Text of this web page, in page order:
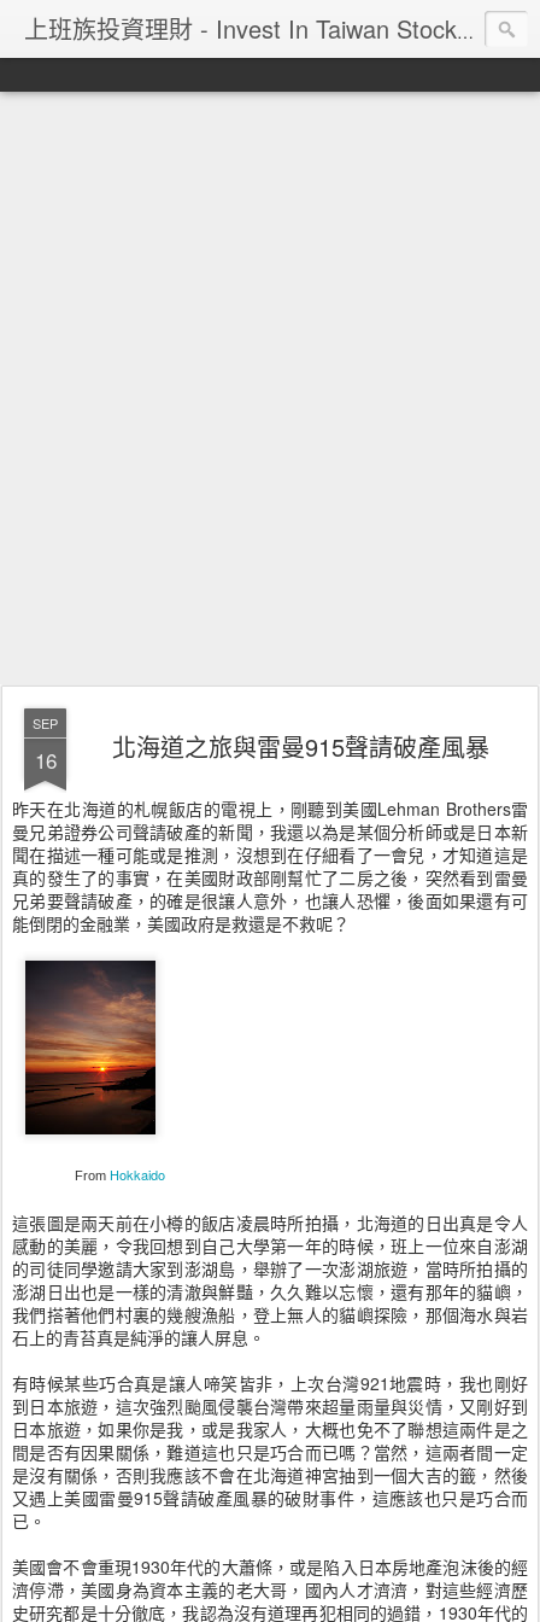
上班族投資理財 - Invest In Taiwan Stock Market
SEP
16 北海道之旅與雷曼915聲請破產風暴
昨天在北海道的札幌飯店的電視上，剛聽到美國Lehman Brothers雷
曼兄弟證券公司聲請破產的新聞，我還以為是某個分析師或是日本新
聞在描述一種可能或是推測，沒想到在仔細看了一會兒，才知道這是
真的發生了的事實，在美國財政部剛幫忙了二房之後，突然看到雷曼
兄弟要聲請破產，的確是很讓人意外，也讓人恐懼，後面如果還有可
能倒閉的金融業，美國政府是救還是不救呢？
From Hokkaido
這張圖是兩天前在小樽的飯店凌晨時所拍攝，北海道的日出真是令人
感動的美麗，令我回想到自己大學第一年的時候，班上一位來自澎湖
的司徒同學邀請大家到澎湖島，舉辦了一次澎湖旅遊，當時所拍攝的
澎湖日出也是一樣的清澈與鮮豔，久久難以忘懷，還有那年的貓嶼，
我們搭著他們村裏的幾艘漁船，登上無人的貓嶼探險，那個海水與岩
石上的青苔真是純淨的讓人屏息。
有時候某些巧合真是讓人啼笑皆非，上次台灣921地震時，我也剛好
到日本旅遊，這次強烈颱風侵襲台灣帶來超量雨量與災情，又剛好到
日本旅遊，如果你是我，或是我家人，大概也免不了聯想這兩件是之
間是否有因果關係，難道這也只是巧合而已嗎？當然，這兩者間一定
是沒有關係，否則我應該不會在北海道神宮抽到一個大吉的籤，然後
又遇上美國雷曼915聲請破產風暴的破財事件，這應該也只是巧合而
已。
美國會不會重現1930年代的大蕭條，或是陷入日本房地產泡沫後的經
濟停滯，美國身為資本主義的老大哥，國內人才濟濟，對這些經濟歷
史研究都是十分徹底，我認為沒有道理再犯相同的過錯，1930年代的